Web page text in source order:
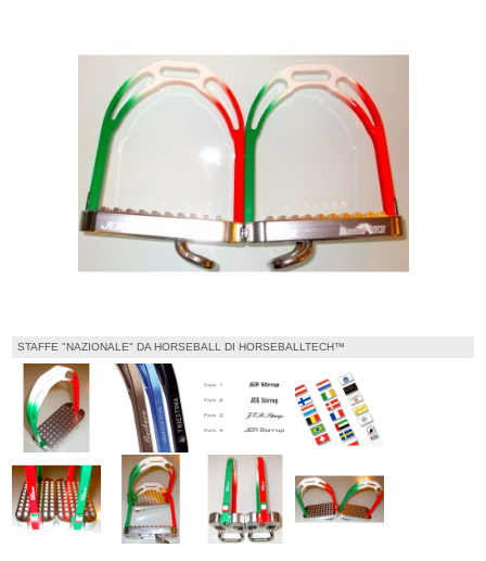
STAFFE "NAZIONALE" DA HORSEBALL DI HORSEBALLTECH™